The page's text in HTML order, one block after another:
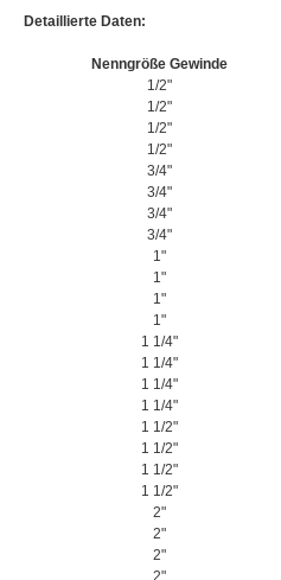
Detaillierte Daten:
Nenngröße Gewinde
1/2"
1/2"
1/2"
1/2"
3/4"
3/4"
3/4"
3/4"
1"
1"
1"
1"
1 1/4"
1 1/4"
1 1/4"
1 1/4"
1 1/2"
1 1/2"
1 1/2"
1 1/2"
2"
2"
2"